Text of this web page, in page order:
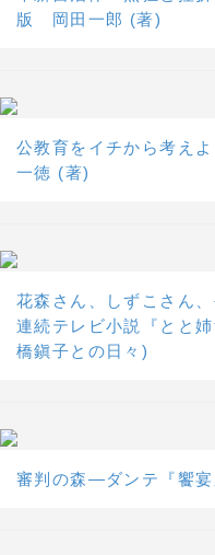
版 岡田一郎 (著)
公教育をイチから考え
一徳 (著)
花森さん、しずこさん
連続テレビ小説『とと
橋鎭子との日々)
審判の森―ダンテ『饗